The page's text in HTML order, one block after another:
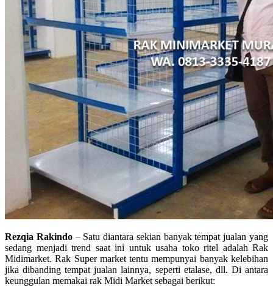
Rezqia Rakindo– Satu diantara sekian banyak tempat jualan yang
sedang menjadi trend saat ini untuk usaha toko ritel adalah Rak
Midimarket. Rak Super market tentu mempunyai banyak kelebihan
jika dibanding tempat jualan lainnya, seperti etalase, dll. Di antara
keunggulan memakai rak Midi Market sebagai berikut: